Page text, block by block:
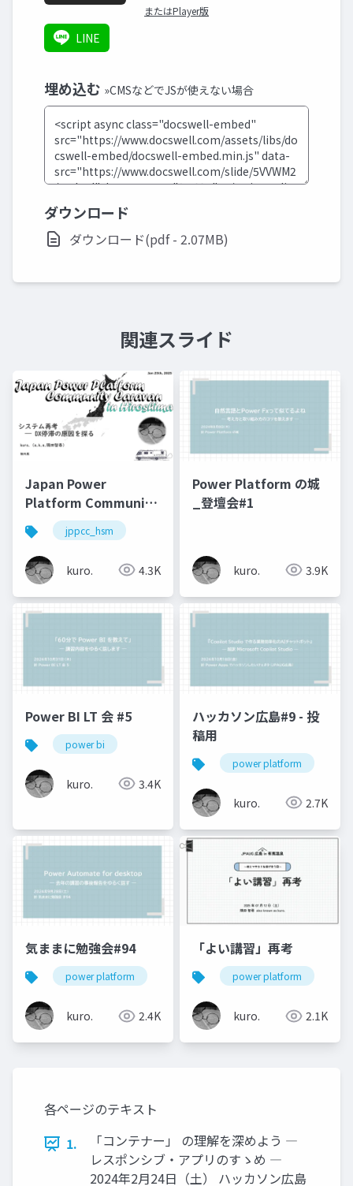
またはPlayer版
LINE
埋め込む »CMSなどでJSが使えない場合
ダウンロード
ダウンロード(pdf - 2.07MB)
関連スライド
Japan Power
Platform Community
Caravan in Hiroshima
発表資料
jppcc_hsm
kuro. 4.3K
Power Platform の城
_登壇会#1
kuro. 3.9K
Power BI LT 会 #5
power bi
kuro. 3.4K
ハッカソン広島#9 - 投
稿用
power platform
kuro. 2.7K
気ままに勉強会#94
power platform 気ままに勉強会 power
kuro. 2.4K
「よい講習」再考
power platform
kuro. 2.1K
各ページのテキスト
1.
「コンテナー」 の理解を深めよう ―
レスポンシブ・アプリのすゝめ ―
2024年2月24日（土） ハッカソン広島